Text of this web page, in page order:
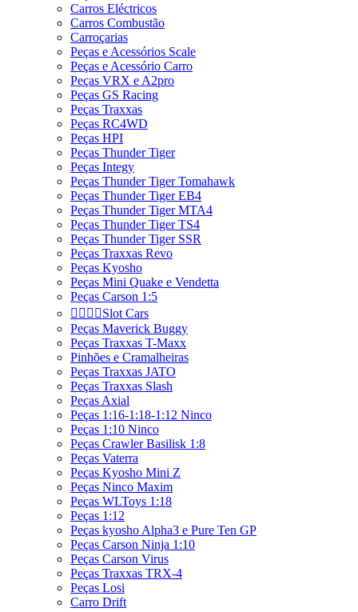
Carros Eléctricos
Carros Combustão
Carroçarias
Peças e Acessórios Scale
Peças e Acessório Carro
Peças VRX e A2pro
Peças GS Racing
Peças Traxxas
Peças RC4WD
Peças HPI
Peças Thunder Tiger
Peças Integy
Peças Thunder Tiger Tomahawk
Peças Thunder Tiger EB4
Peças Thunder Tiger MTA4
Peças Thunder Tiger TS4
Peças Thunder Tiger SSR
Peças Traxxas Revo
Peças Kyosho
Peças Mini Quake e Vendetta
Peças Carson 1:5
   Slot Cars
Peças Maverick Buggy
Peças Traxxas T-Maxx
Pinhões e Cramalheiras
Peças Traxxas JATO
Peças Traxxas Slash
Peças Axial
Peças 1:16-1:18-1:12 Ninco
Peças 1:10 Ninco
Peças Crawler Basilisk 1:8
Peças Vaterra
Peças Kyosho Mini Z
Peças Ninco Maxim
Peças WLToys 1:18
Peças 1:12
Peças kyosho Alpha3 e Pure Ten GP
Peças Carson Ninja 1:10
Peças Carson Virus
Peças Traxxas TRX-4
Peças Losi
Carro Drift